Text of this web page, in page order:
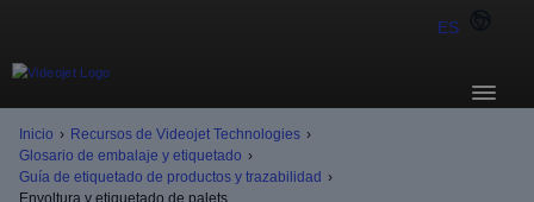
ES
Inicio › Recursos de Videojet Technologies ›
Glosario de embalaje y etiquetado ›
Guía de etiquetado de productos y trazabilidad ›
Envoltura y etiquetado de palets